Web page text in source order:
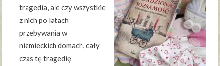
tragedia, ale czy wszystkie
z nich po latach
przebywania w
niemieckich domach, cały
czas tę tragedię